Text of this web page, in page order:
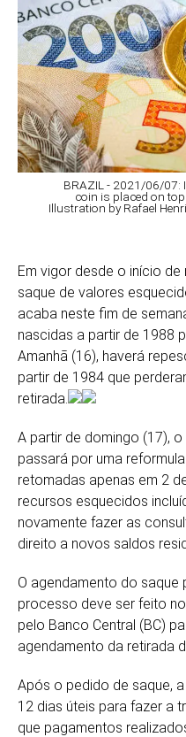
BRAZIL - 2021/06/07:
coin is placed on
Illustration by Rafael
Em vigor desde o início
saque de valores
acaba neste fim de
nascidas a partir de 1988
Amanhã (16), haverá
partir de 1984 que
retirada.
A partir de domingo (17),
passará por uma
retomadas apenas em 2
recursos esquecidos
novamente fazer as
direito a novos saldos
O agendamento do saque
processo deve ser feito no
pelo Banco Central (BC)
agendamento da retirada
Após o pedido de saque,
12 dias úteis para fazer a
que pagamentos